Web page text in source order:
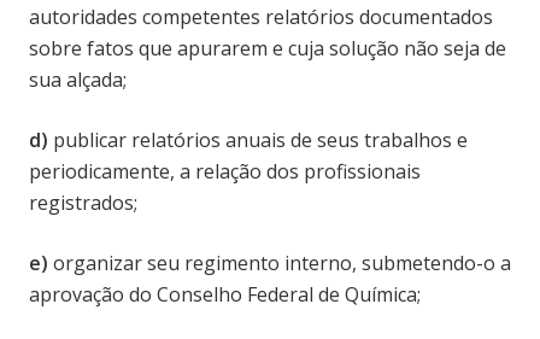
autoridades competentes relatórios documentados
sobre fatos que apurarem e cuja solução não seja de
sua alçada;
d) publicar relatórios anuais de seus trabalhos e
periodicamente, a relação dos profissionais
registrados;
e) organizar seu regimento interno, submetendo-o a
aprovação do Conselho Federal de Química;